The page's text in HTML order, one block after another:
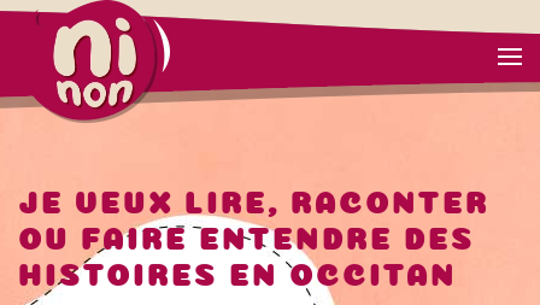
JE VEUX LIRE, RACONTER
OU FAIRE ENTENDRE DES
HISTOIRES EN OCCITAN